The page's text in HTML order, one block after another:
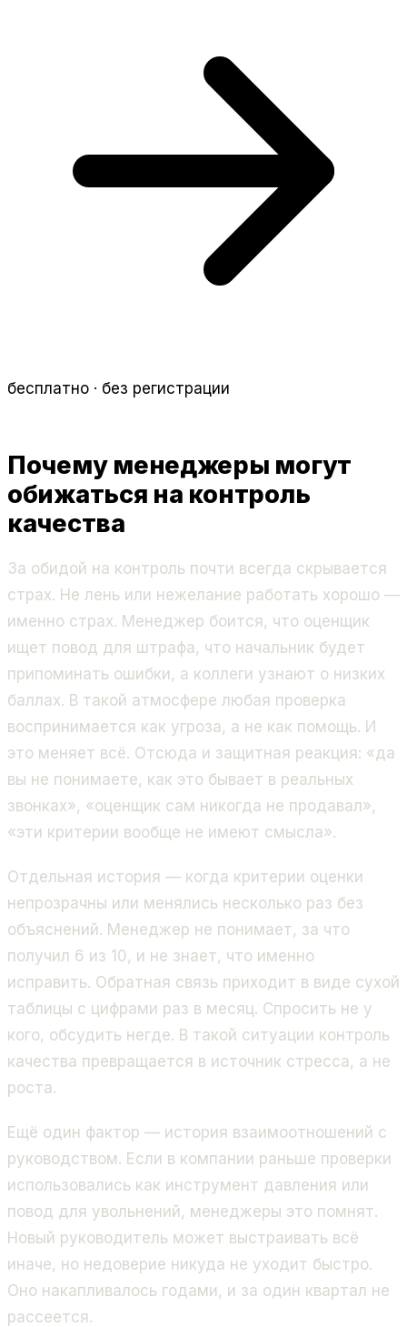
бесплатно · без регистрации
Почему менеджеры могут
обижаться на контроль
качества
За обидой на контроль почти всегда скрывается
страх. Не лень или нежелание работать хорошо —
именно страх. Менеджер боится, что оценщик
ищет повод для штрафа, что начальник будет
припоминать ошибки, а коллеги узнают о низких
баллах. В такой атмосфере любая проверка
воспринимается как угроза, а не как помощь. И
это меняет всё. Отсюда и защитная реакция: «да
вы не понимаете, как это бывает в реальных
звонках», «оценщик сам никогда не продавал»,
«эти критерии вообще не имеют смысла».
Отдельная история — когда критерии оценки
непрозрачны или менялись несколько раз без
объяснений. Менеджер не понимает, за что
получил 6 из 10, и не знает, что именно
исправить. Обратная связь приходит в виде сухой
таблицы с цифрами раз в месяц. Спросить не у
кого, обсудить негде. В такой ситуации контроль
качества превращается в источник стресса, а не
роста.
Ещё один фактор — история взаимоотношений с
руководством. Если в компании раньше проверки
использовались как инструмент давления или
повод для увольнений, менеджеры это помнят.
Новый руководитель может выстраивать всё
иначе, но недоверие никуда не уходит быстро.
Оно накапливалось годами, и за один квартал не
рассеется.